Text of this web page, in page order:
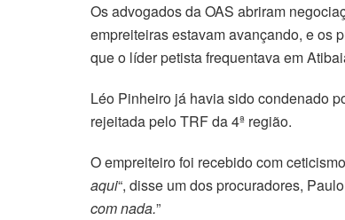
Os advogados da OAS abriram
empreiteiras estavam avançando, e os
que o líder petista frequentava em
Léo Pinheiro já havia sido condenado
rejeitada pelo TRF da 4ª região.
O empreiteiro foi recebido com
aqui“, disse um dos procuradores,
com nada.”